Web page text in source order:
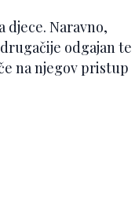
Naravno,
odgajan te
na njegov pristup